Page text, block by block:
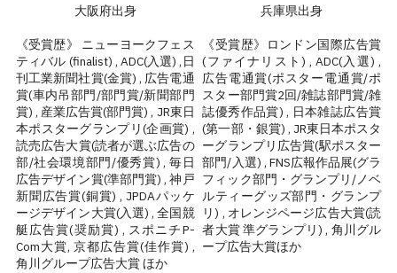
大阪府出身
《受賞歴》 ニューヨークフェス
ティバル (finalist) , ADC(入選) ,日
刊工業新聞社賞(金賞) , 広告電通
賞(車内吊部門/部門賞/新聞部門
賞) , 産業広告賞(部門賞) , JR東日
本ポスターグランプリ(企画賞) ,
読売広告大賞(読者が選ぶ広告の
部/社会環境部門/優秀賞) , 毎日
広告デザイン賞(準部門賞) , 神戸
新聞広告賞(銅賞) , JPDAパッケ
ージデザイン大賞(入選) , 全国競
艇広告賞(奨励賞) , スポニチP-
Com大賞, 京都広告賞(佳作賞) ,
角川グループ広告大賞 ほか
兵庫県出身
《受賞歴》ロンドン国際広告賞
(ファイナリスト) , ADC(入選) ,
広告電通賞(ポスター電通賞/ポ
スター部門賞2回/雑誌部門賞/雑
誌優秀作品賞) , 日本雑誌広告賞
(第一部・銀賞) , JR東日本ポスタ
ーグランプリ広告賞(駅ポスター
部門/入選) , FNS広報作品展(グラ
フィック部門・グランプリ/ノベ
ルティーグッズ部門・グランプ
リ) , オレンジページ広告大賞(読
者大賞 準グランプリ) , 角川グル
ープ広告大賞ほか